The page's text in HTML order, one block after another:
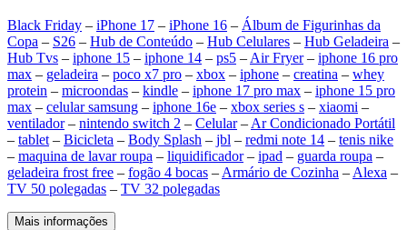
Black Friday – iPhone 17 – iPhone 16 – Álbum de Figurinhas da
Copa – S26 – Hub de Conteúdo – Hub Celulares – Hub Geladeira –
Hub Tvs – iphone 15 – iphone 14 – ps5 – Air Fryer– iphone 16 pro
max – geladeira – poco x7 pro – xbox – iphone – creatina – whey
protein – microondas – kindle – iphone 17 pro max – iphone 15 pro
max – celular samsung – iphone 16e – xbox series s – xiaomi –
ventilador– nintendo switch 2 – Celular– Ar Condicionado Portátil
– tablet – Bicicleta – Body Splash – jbl – redmi note 14 – tenis nike
– maquina de lavar roupa – liquidificador– ipad – guarda roupa –
geladeira frost free – fogão 4 bocas – Armário de Cozinha – Alexa –
TV 50 polegadas – TV 32 polegadas
Mais informações